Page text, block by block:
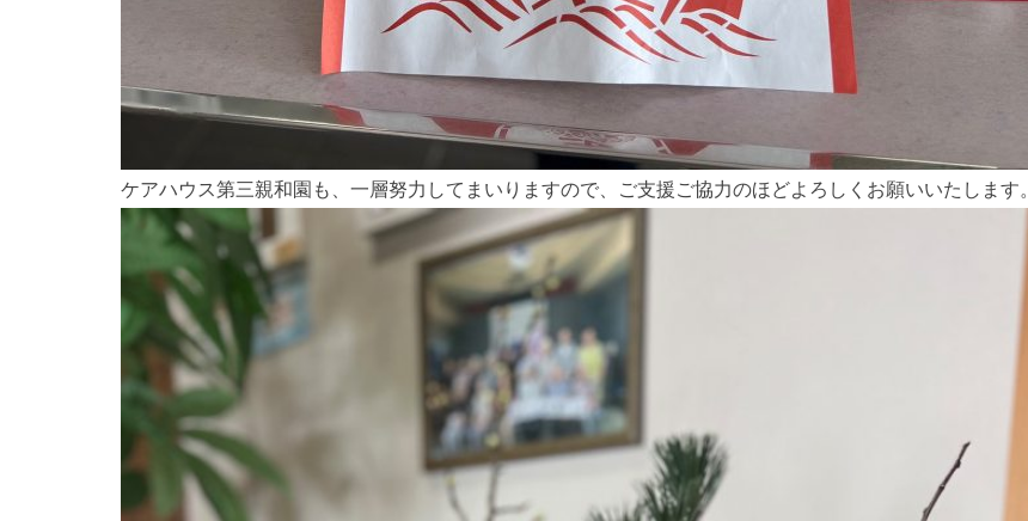
ケアハウス第三親和園も、一層努力してまいりますので、ご支援ご協力のほどよろしくお願いいたします。